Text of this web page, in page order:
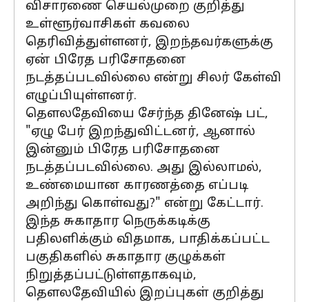
விசாரணை செயல்முறை குறித்து
உள்ளூர்வாசிகள் கவலை
தெரிவித்துள்ளனர், இறந்தவர்களுக்கு
ஏன் பிரேத பரிசோதனை
நடத்தப்படவில்லை என்று சிலர் கேள்வி
எழுப்பியுள்ளனர்.
தௌலதேவியை சேர்ந்த தினேஷ் பட்,
"ஏழு பேர் இறந்துவிட்டனர், ஆனால்
இன்னும் பிரேத பரிசோதனை
நடத்தப்படவில்லை. அது இல்லாமல்,
உண்மையான காரணத்தை எப்படி
அறிந்து கொள்வது?" என்று கேட்டார்.
இந்த சுகாதார நெருக்கடிக்கு
பதிலளிக்கும் விதமாக, பாதிக்கப்பட்ட
பகுதிகளில் சுகாதார குழுக்கள்
நிறுத்தப்பட்டுள்ளதாகவும்,
தௌலதேவியில் இறப்புகள் குறித்து